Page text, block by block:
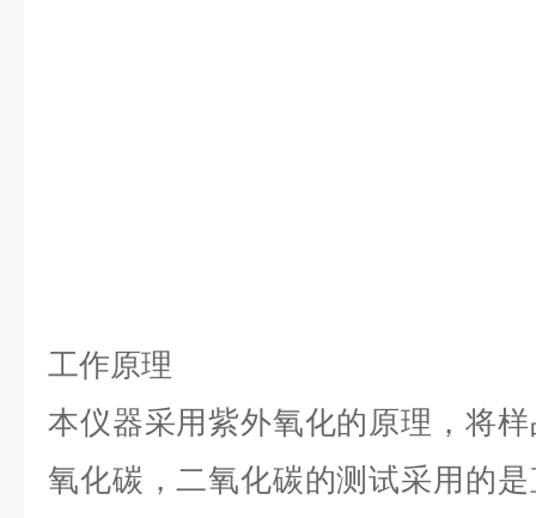
工作原理
本仪器采用紫外氧化的原理，将
氧化碳，二氧化碳的测试采用的